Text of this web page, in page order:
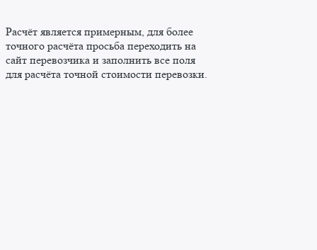
Расчёт является примерным, для более
точного расчёта просьба переходить на
сайт перевозчика и заполнить все поля
для расчёта точной стоимости перевозки.